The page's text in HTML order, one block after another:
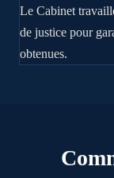
Le Cabinet
de justice pour
obtenues.